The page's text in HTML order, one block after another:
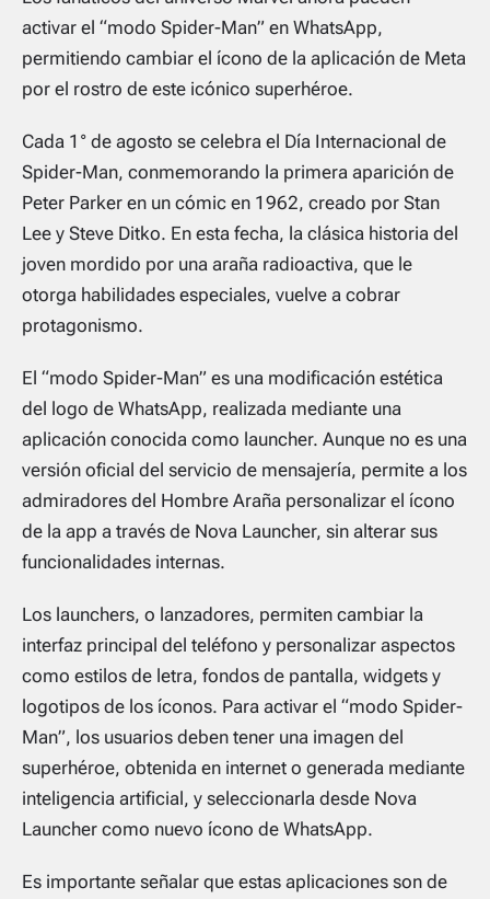
activar el “modo Spider-Man” en WhatsApp,
permitiendo cambiar el ícono de la aplicación de Meta
por el rostro de este icónico superhéroe.
Cada 1° de agosto se celebra el Día Internacional de
Spider-Man, conmemorando la primera aparición de
Peter Parker en un cómic en 1962, creado por Stan
Lee y Steve Ditko. En esta fecha, la clásica historia del
joven mordido por una araña radioactiva, que le
otorga habilidades especiales, vuelve a cobrar
protagonismo.
El “modo Spider-Man” es una modificación estética
del logo de WhatsApp, realizada mediante una
aplicación conocida como launcher. Aunque no es una
versión oficial del servicio de mensajería, permite a los
admiradores del Hombre Araña personalizar el ícono
de la app a través de Nova Launcher, sin alterar sus
funcionalidades internas.
Los launchers, o lanzadores, permiten cambiar la
interfaz principal del teléfono y personalizar aspectos
como estilos de letra, fondos de pantalla, widgets y
logotipos de los íconos. Para activar el “modo Spider-
Man”, los usuarios deben tener una imagen del
superhéroe, obtenida en internet o generada mediante
inteligencia artificial, y seleccionarla desde Nova
Launcher como nuevo ícono de WhatsApp.
Es importante señalar que estas aplicaciones son de